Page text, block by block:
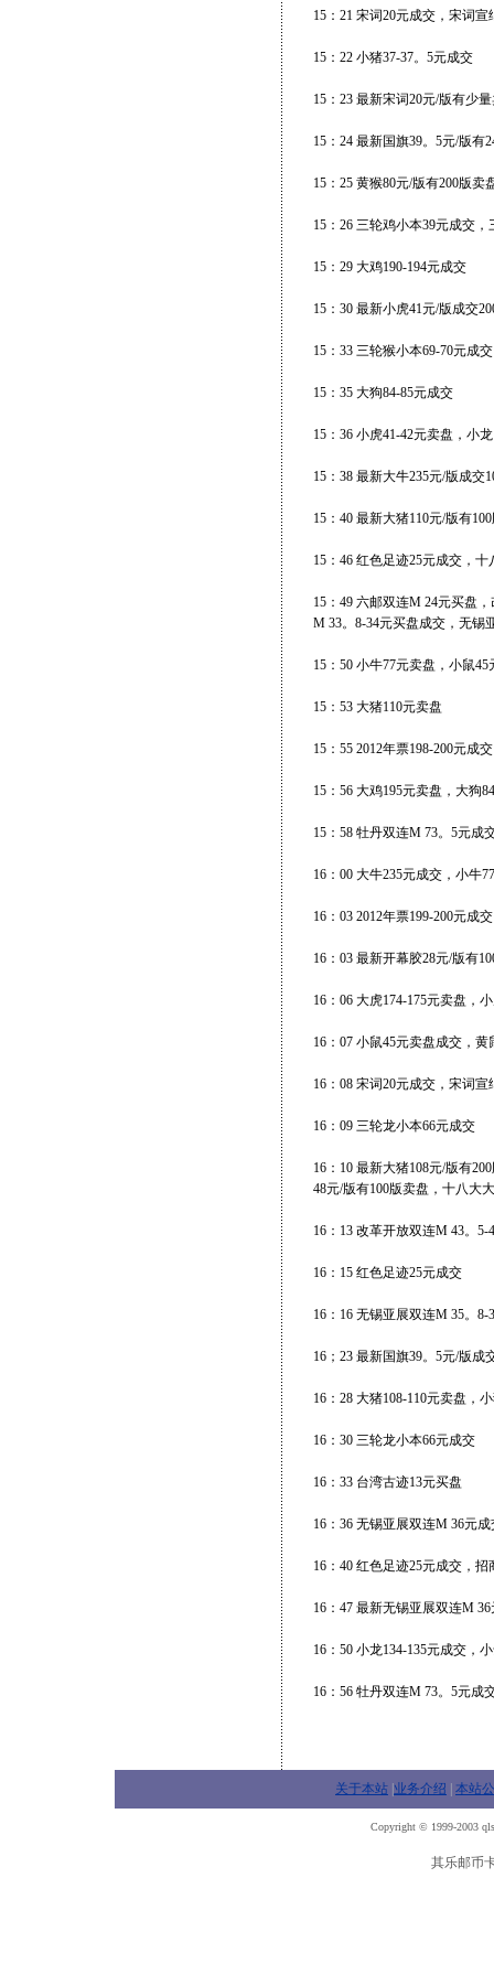
15：21 宋词20元成交，宋词宣
15：22 小猪37-37。5元成交
15：23 最新宋词20元/版有少
15：24 最新国旗39。5元/版有
15：25 黄猴80元/版有200版卖
15：26 三轮鸡小本39元成交
15：29 大鸡190-194元成交
15：30 最新小虎41元/版成交
15：33 三轮猴小本69-70元成交
15：35 大狗84-85元成交
15：36 小虎41-42元卖盘，小
15：38 最新大牛235元/版成交
15：40 最新大猪110元/版有
15：46 红色足迹25元成交，
15：49 六邮双连M 24元买盘
M 33。8-34元买盘成交，无锡
15：50 小牛77元卖盘，小鼠
15：53 大猪110元卖盘
15：55 2012年票198-200元成交
15：56 大鸡195元卖盘，大狗
15：58 牡丹双连M 73。5元成
16：00 大牛235元成交，小牛
16：03 2012年票199-200元成
16：03 最新开幕胶28元/版有
16：06 大虎174-175元卖盘，
16：07 小鼠45元卖盘成交，
16：08 宋词20元成交，宋词宣
16：09 三轮龙小本66元成交
16：10 最新大猪108元/版有
48元/版有100版卖盘，十八大
16：13 改革开放双连M 43。
16：15 红色足迹25元成交
16：16 无锡亚展双连M 35。8-
16；23 最新国旗39。5元/版成
16：28 大猪108-110元卖盘，
16：30 三轮龙小本66元成交
16：33 台湾古迹13元买盘
16：36 无锡亚展双连M 36元
16：40 红色足迹25元成交，招
16：47 最新无锡亚展双连M
16：50 小龙134-135元成交，
16：56 牡丹双连M 73。5元成
关于本站 业务介绍 本站
Copyright © 1999-2003
其乐邮币